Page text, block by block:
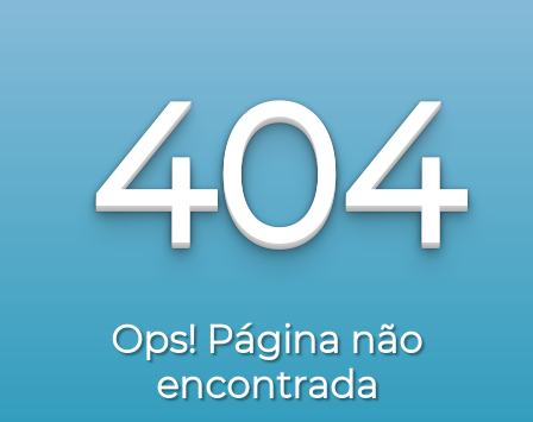
404
Ops! Página não
encontrada